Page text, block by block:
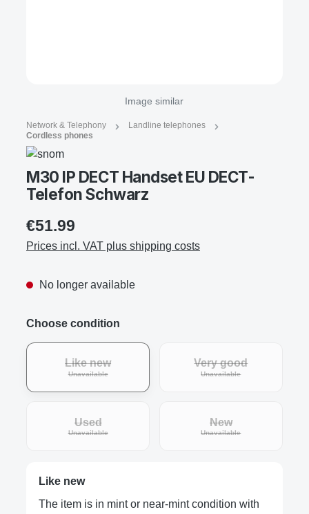
Image similar
Network & Telephony
Landline telephones
Cordless phones
M30 IP DECT Handset EU DECT-
Telefon Schwarz
€51.99
Prices incl. VAT plus shipping costs
No longer available
Choose condition
Like new
Unavailable(This option is currently unavailable.)
Very good
Unavailable(This option is
Used
Unavailable(This option is currently unavailable.)
New
Unavailable(This option is
Like new
The item is in mint or near-mint condition with